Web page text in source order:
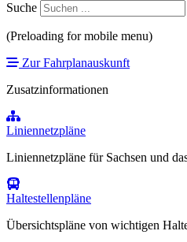
Suche
(Preloading for mobile menu)
Zur Fahrplanauskunft
Zusatzinformationen
Liniennetzpläne
Liniennetzpläne für Sachsen und
Haltestellenpläne
Übersichtspläne von wichtigen